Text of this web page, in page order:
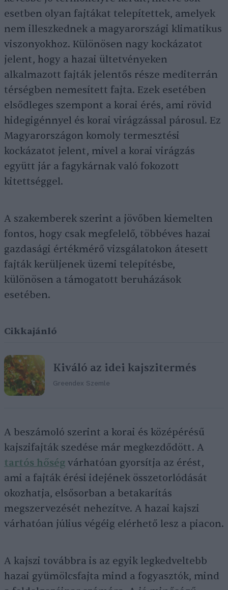
esetben olyan fajtákat telepítettek, amelyek
nem illeszkednek a magyarországi klimatikus
viszonyokhoz. Különösen nagy kockázatot
jelent, hogy a hazai ültetvényeken
alkalmazott fajták jelentős része mediterrán
térségben nemesített fajta. Ezek esetében
elsődleges szempont a korai érés, ami rövid
hidegigénnyel és korai virágzással párosul. Ez
Magyarországon komoly termesztési
kockázatot jelent, mivel a korai virágzás
együtt jár a fagykárnak való fokozott
kitettséggel.
A szakemberek szerint a jövőben kiemelten
fontos, hogy csak megfelelő, többéves hazai
gazdasági értékmérő vizsgálatokon átesett
fajták kerüljenek üzemi telepítésbe,
különösen a támogatott beruházások
esetében.
Cikkajánló
Kiváló az idei kajszitermés
Greendex Szemle
A beszámoló szerint a korai és középérésű
kajszifajták szedése már megkezdődött. A
tartós hőség várhatóan gyorsítja az érést,
ami a fajták érési idejének összetorlódását
okozhatja, elsősorban a betakarítás
megszervezését nehezítve. A hazai kajszi
várhatóan július végéig elérhető lesz a piacon.
A kajszi továbbra is az egyik legkedveltebb
hazai gyümölcsfajta mind a fogyasztók, mind